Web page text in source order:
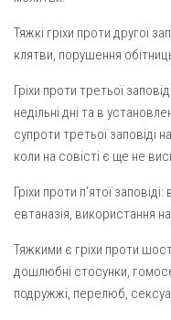
Св. Йосифа ОПДМ
Монастир сестер
Монастир Успення
Святого Василія
Комісії
Катехитична комісія
Комісія у справах
Комісія з питань
Спільноти
Квіти Слобожанщини
Тяжкі гріхи проти другої
клятви, порушення
Гріхи проти третьої
недільні дні та в
супроти третьої заповіді
коли на совісті є ще не
Гріхи проти п’ятої
евтаназія, використання
Тяжкими є гріхи проти
дошлюбні стосунки,
подружжі, перелюб,